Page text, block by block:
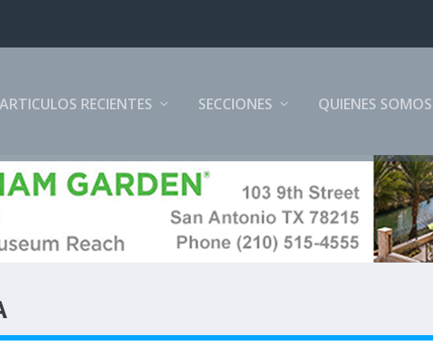
ARTICULOS RECIENTES SECCIONES QUIENES SOMOS